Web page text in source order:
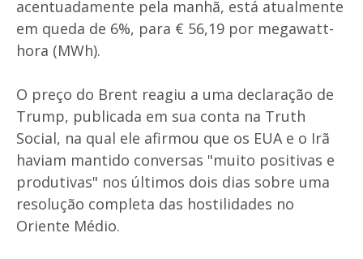
acentuadamente pela manhã, está atualmente
em queda de 6%, para € 56,19 por megawatt-
hora (MWh).
O preço do Brent reagiu a uma declaração de
Trump, publicada em sua conta na Truth
Social, na qual ele afirmou que os EUA e o Irã
haviam mantido conversas "muito positivas e
produtivas" nos últimos dois dias sobre uma
resolução completa das hostilidades no
Oriente Médio.